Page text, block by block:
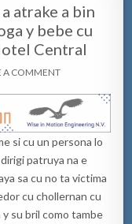
atrake a bin
y bebe cu
Central
A COMMENT
si cu un persona lo
patruya na e
sa cu no ta victima
cu chollernan cu
su bril como tambe